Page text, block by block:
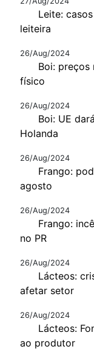
Leite:
leiteira
26/Aug/2024
Boi: preços
físico
26/Aug/2024
Boi: UE
Holanda
26/Aug/2024
Frango:
agosto
26/Aug/2024
Frango:
no PR
26/Aug/2024
Lácteos:
afetar setor
26/Aug/2024
Lácteos:
ao produtor